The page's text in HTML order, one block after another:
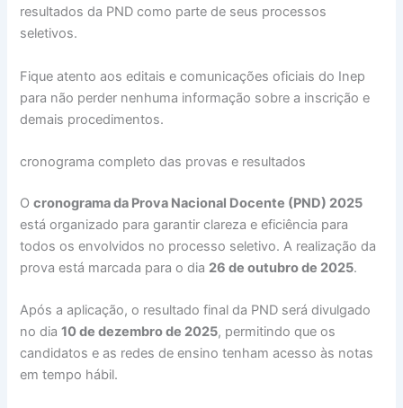
resultados da PND como parte de seus processos
seletivos.
Fique atento aos editais e comunicações oficiais do Inep
para não perder nenhuma informação sobre a inscrição e
demais procedimentos.
cronograma completo das provas e resultados
Ocronograma da Prova Nacional Docente (PND) 2025
está organizado para garantir clareza e eficiência para
todos os envolvidos no processo seletivo. A realização da
prova está marcada para o dia 26 de outubro de 2025.
Após a aplicação, o resultado final da PND será divulgado
no dia10 de dezembro de 2025, permitindo que os
candidatos e as redes de ensino tenham acesso às notas
em tempo hábil.